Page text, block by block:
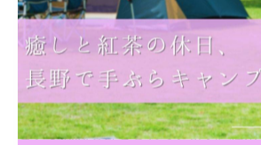
ても大きく変化するため、同じ茶葉
なる表情を楽しめます。
実際に体験した方からは「香りの違
て楽しい」「普段は気づかない紅茶
という感想も寄せられています。紅